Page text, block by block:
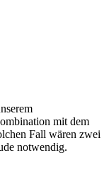
mit dem
Fall wären zwei
notwendig.